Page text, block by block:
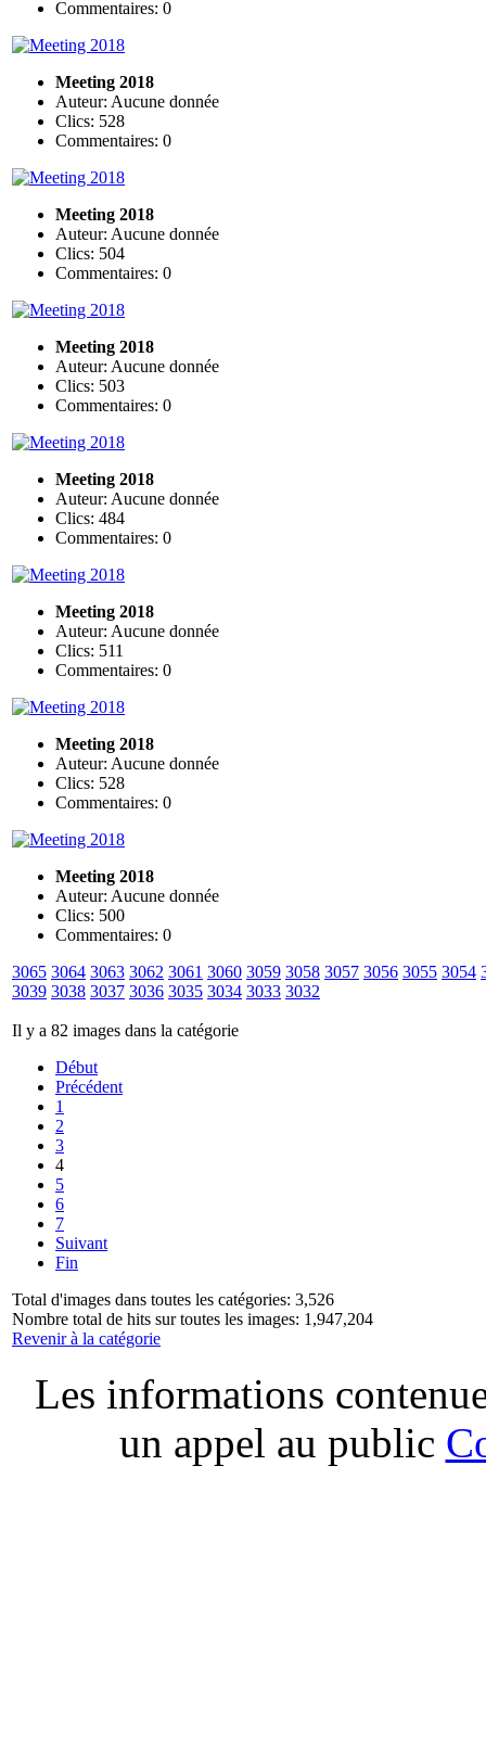
Commentaires: 0
Meeting 2018
Auteur: Aucune donnée
Clics: 528
Commentaires: 0
Meeting 2018
Auteur: Aucune donnée
Clics: 504
Commentaires: 0
Meeting 2018
Auteur: Aucune donnée
Clics: 503
Commentaires: 0
Meeting 2018
Auteur: Aucune donnée
Clics: 484
Commentaires: 0
Meeting 2018
Auteur: Aucune donnée
Clics: 511
Commentaires: 0
Meeting 2018
Auteur: Aucune donnée
Clics: 528
Commentaires: 0
Meeting 2018
Auteur: Aucune donnée
Clics: 500
Commentaires: 0
3065 3064 3063 3062 3061 3060 3059 3058 3057 3056 3055 3054
3039 3038 3037 3036 3035 3034 3033 3032
Il y a 82 images dans la catégorie
Début
Précédent
1
2
3
4
5
6
7
Suivant
Fin
Total d'images dans toutes les catégories: 3,526
Nombre total de hits sur toutes les images: 1,947,204
Revenir à la catégorie
Les informations
un appel au public